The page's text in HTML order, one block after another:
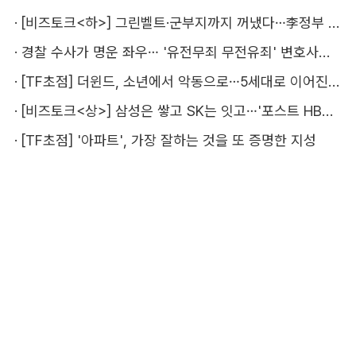
·
[비즈토크<하>] 그린벨트·군부지까지 꺼냈다…李정부 '공급 속도전' 통할까
·
경찰 수사가 명운 좌우… '유전무죄 무전유죄' 변호사비 부담 우려
·
[TF초점] 더윈드, 소년에서 악동으로…5세대로 이어진 지코·박경
·
[비즈토크<상>] 삼성은 쌓고 SK는 잇고…'포스트 HBM' 주도권 누가 잡을까
· [TF초점] '아파트', 가장 잘하는 것을 또 증명한 지성